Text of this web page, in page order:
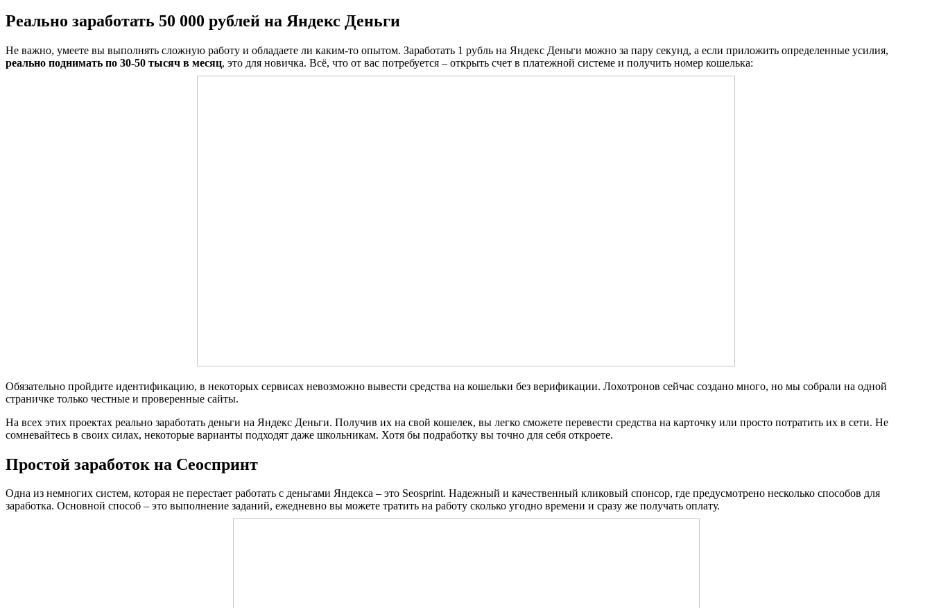
Реально заработать 50 000 рублей на Яндекс Деньги
Не важно, умеете вы выполнять сложную работу и обладаете ли каким-то опытом. Заработать 1 рубль на Яндекс Деньги можно за пару секунд, а если приложить определенные усилия,
реально поднимать по 30-50 тысяч в месяц, это для новичка. Всё, что от вас потребуется – открыть счет в платежной системе и получить номер кошелька:
Обязательно пройдите идентификацию, в некоторых сервисах невозможно вывести средства на кошельки без верификации. Лохотронов сейчас создано много, но мы собрали на одной
страничке только честные и проверенные сайты.
На всех этих проектах реально заработать деньги на Яндекс Деньги. Получив их на свой кошелек, вы легко сможете перевести средства на карточку или просто потратить их в сети. Не
сомневайтесь в своих силах, некоторые варианты подходят даже школьникам. Хотя бы подработку вы точно для себя откроете.
Простой заработок на Сеоспринт
Одна из немногих систем, которая не перестает работать с деньгами Яндекса – это Seosprint. Надежный и качественный кликовый спонсор, где предусмотрено несколько способов для
заработка. Основной способ – это выполнение заданий, ежедневно вы можете тратить на работу сколько угодно времени и сразу же получать оплату.